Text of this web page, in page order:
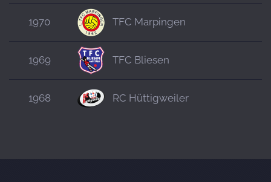
1970 TFC Marpingen
1969 TFC Bliesen
1968 RC Hüttigweiler